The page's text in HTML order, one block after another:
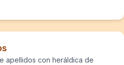
apellidos con heráldica de